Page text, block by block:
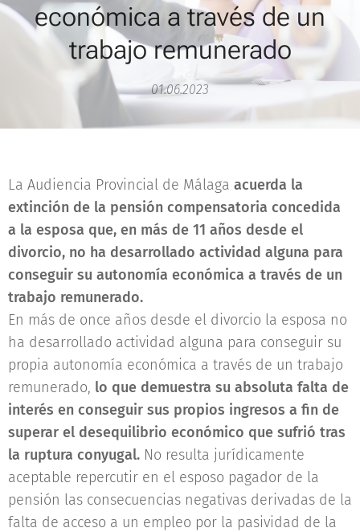
económica a través de un
trabajo remunerado
01.06.2023
La Audiencia Provincial de Málaga acuerda la
extinción de la pensión compensatoria concedida
a la esposa que, en más de 11 años desde el
divorcio, no ha desarrollado actividad alguna para
conseguir su autonomía económica a través de un
trabajo remunerado.
En más de once años desde el divorcio la esposa no
ha desarrollado actividad alguna para conseguir su
propia autonomía económica a través de un trabajo
remunerado, lo que demuestra su absoluta falta de
interés en conseguir sus propios ingresos a fin de
superar el desequilibrio económico que sufrió tras
la ruptura conyugal. No resulta jurídicamente
aceptable repercutir en el esposo pagador de la
pensión las consecuencias negativas derivadas de la
falta de acceso a un empleo por la pasividad de la